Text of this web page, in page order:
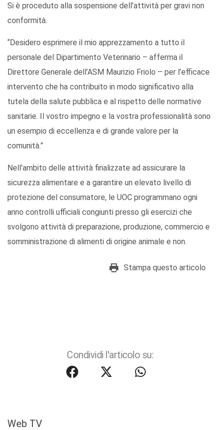
Si è proceduto alla sospensione dell’attività per gravi non
conformità.
“Desidero esprimere il mio apprezzamento a tutto il
personale del Dipartimento Veterinario – afferma il
Direttore Generale dell’ASM Maurizio Friolo – per l’efficace
intervento che ha contribuito in modo significativo alla
tutela della salute pubblica e al rispetto delle normative
sanitarie. Il vostro impegno e la vostra professionalità sono
un esempio di eccellenza e di grande valore per la
comunità.”
Nell’ambito delle attività finalizzate ad assicurare la
sicurezza alimentare e a garantire un elevato livello di
protezione del consumatore, le UOC programmano ogni
anno controlli ufficiali congiunti presso gli esercizi che
svolgono attività di preparazione, produzione, commercio e
somministrazione di alimenti di origine animale e non.
Stampa questo articolo
Condividi l'articolo su:
Web TV